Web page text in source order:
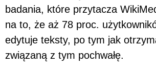
badania, które przytacza
na to, że aż 78 proc.
edytuje teksty, po tym jak
związaną z tym pochwałę.